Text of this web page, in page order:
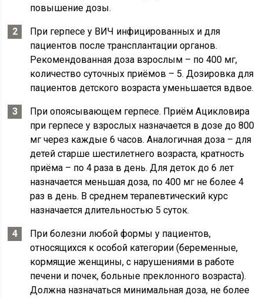
повышение дозы.
При герпесе у ВИЧ инфицированных и для
пациентов после трансплантации органов.
Рекомендованная доза взрослым – по 400 мг,
количество суточных приёмов – 5. Дозировка для
пациентов детского возраста уменьшается вдвое.
При опоясывающем герпесе. Приём Ацикловира
при герпесе у взрослых назначается в дозе до 800
мг через каждые 6 часов. Аналогичная доза – для
детей старше шестилетнего возраста, кратность
приёма – по 4 раза в день. Для деток до 6 лет
назначается меньшая доза, по 400 мг не более 4
раз в день. В среднем терапевтический курс
назначается длительностью 5 суток.
При болезни любой формы у пациентов,
относящихся к особой категории (беременные,
кормящие женщины, с нарушениями в работе
печени и почек, больные преклонного возраста).
Должна назначаться минимальная доза, не более